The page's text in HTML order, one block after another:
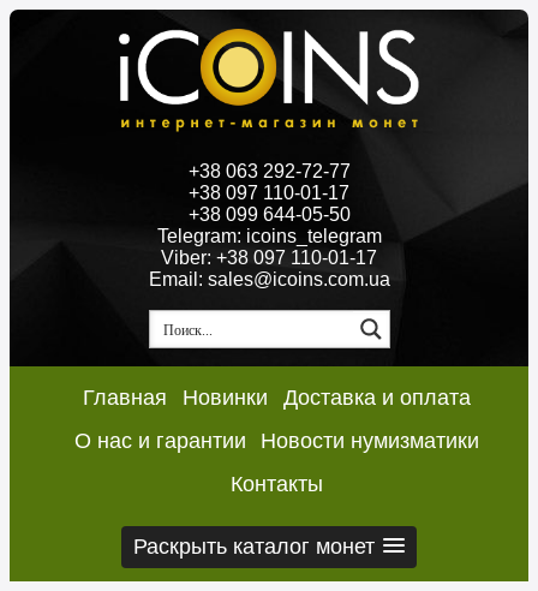
+38 063 292-72-77
+38 097 110-01-17
+38 099 644-05-50
Telegram: icoins_telegram
Viber: +38 097 110-01-17
Email: sales@icoins.com.ua
Главная Новинки
Доставка и оплата
О нас и гарантии
Новости нумизматики
Контакты
Раскрыть каталог монет